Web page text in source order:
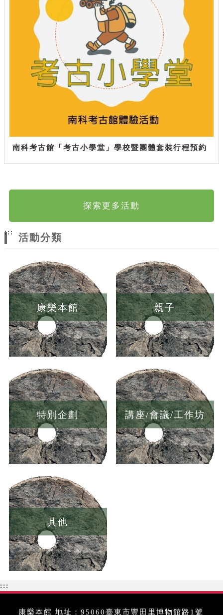
南科考古館「考古小學堂」學校暨團體套裝行程預約
探索更多活動
:::
活動分類
康樂本館 親子
特別企劃 講座/會議/工作坊
其他
:::
康樂本館 地址：95060臺東市豐田里博物館路1號